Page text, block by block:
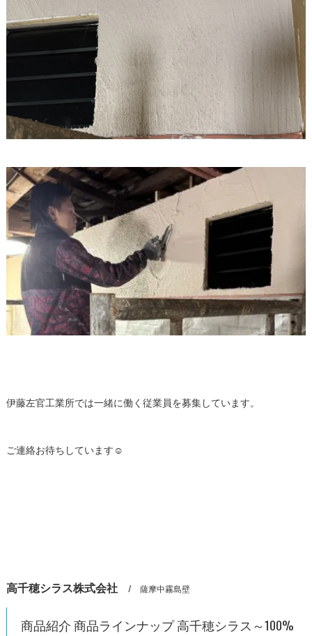
伊藤左官工業所では一緒に働く従業員を募集しています。
ご連絡お待ちしています☺️
高千穂シラス株式会社 薩摩中霧島壁
商品紹介 商品ラインナップ 高千穂シラス～100%